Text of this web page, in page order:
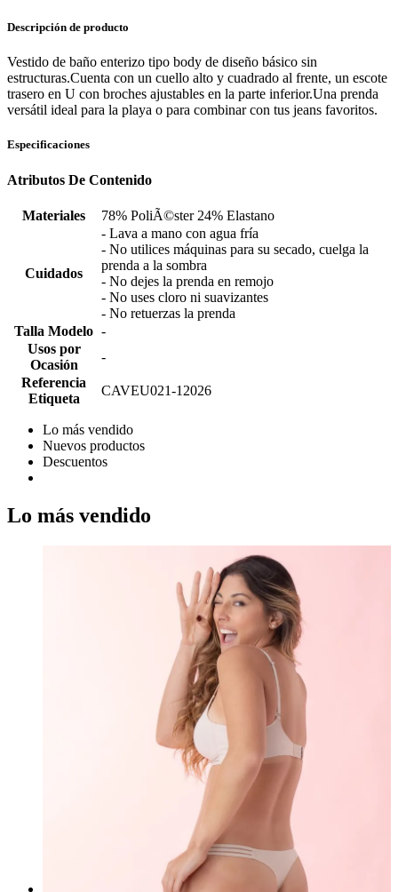
Descripción de producto
Vestido de baño enterizo tipo body de diseño básico sin
estructuras.Cuenta con un cuello alto y cuadrado al frente, un escote
trasero en U con broches ajustables en la parte inferior.Una prenda
versátil ideal para la playa o para combinar con tus jeans favoritos.
Especificaciones
Atributos De Contenido
Materiales 78% PoliÃ©ster 24% Elastano
Cuidados
- Lava a mano con agua fría
- No utilices máquinas para su secado, cuelga la
prenda a la sombra
- No dejes la prenda en remojo
- No uses cloro ni suavizantes
- No retuerzas la prenda
Talla Modelo -
Usos por
Ocasión
-
Referencia
Etiqueta
CAVEU021-12026
Lo más vendido
Nuevos productos
Descuentos
Lo más vendido